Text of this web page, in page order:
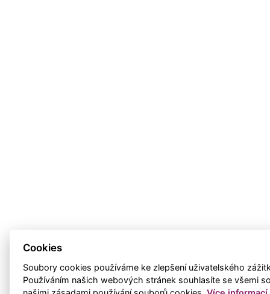
Cookies
Soubory cookies používáme ke zlepšení uživatelského
Používáním našich webových stránek souhlasíte se všemi